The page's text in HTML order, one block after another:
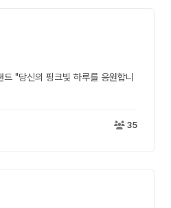
"당신의 핑크빛 하루를 응원합니
35